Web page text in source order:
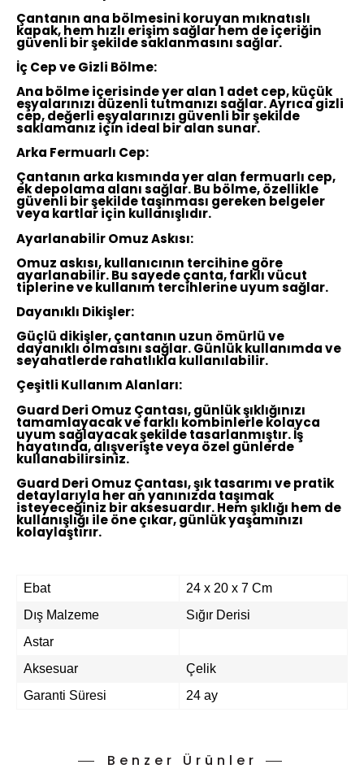
Çantanın ana bölmesini koruyan mıknatıslı
kapak, hem hızlı erişim sağlar hem de içeriğin
güvenli bir şekilde saklanmasını sağlar.
İç Cep ve Gizli Bölme:
Ana bölme içerisinde yer alan 1 adet cep, küçük
eşyalarınızı düzenli tutmanızı sağlar. Ayrıca gizli
cep, değerli eşyalarınızı güvenli bir şekilde
saklamanız için ideal bir alan sunar.
Arka Fermuarlı Cep:
Çantanın arka kısmında yer alan fermuarlı cep,
ek depolama alanı sağlar. Bu bölme, özellikle
güvenli bir şekilde taşınması gereken belgeler
veya kartlar için kullanışlıdır.
Ayarlanabilir Omuz Askısı:
Omuz askısı, kullanıcının tercihine göre
ayarlanabilir. Bu sayede çanta, farklı vücut
tiplerine ve kullanım tercihlerine uyum sağlar.
Dayanıklı Dikişler:
Güçlü dikişler, çantanın uzun ömürlü ve
dayanıklı olmasını sağlar. Günlük kullanımda ve
seyahatlerde rahatlıkla kullanılabilir.
Çeşitli Kullanım Alanları:
Guard Deri Omuz Çantası, günlük şıklığınızı
tamamlayacak ve farklı kombinlerle kolayca
uyum sağlayacak şekilde tasarlanmıştır. İş
hayatında, alışverişte veya özel günlerde
kullanabilirsiniz.
Guard Deri Omuz Çantası, şık tasarımı ve pratik
detaylarıyla her an yanınızda taşımak
isteyeceğiniz bir aksesuardır. Hem şıklığı hem de
kullanışlığı ile öne çıkar, günlük yaşamınızı
kolaylaştırır.
Ebat
24 x 20 x 7 Cm
Dış Malzeme
Sığır Derisi
Astar
Aksesuar
Çelik
Garanti Süresi
24 ay
Benzer Ürünler